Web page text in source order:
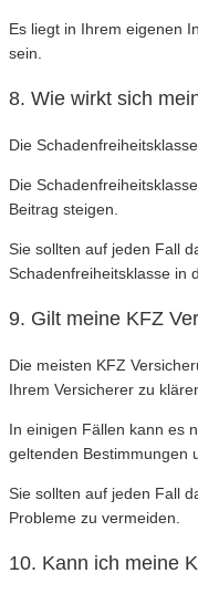
Es liegt in Ihrem eigenen
sein.
8. Wie wirkt sich
Die
Die
Beitrag steigen.
Sie sollten auf jeden Fall
Schadenfreiheitsklasse in
9. Gilt meine KFZ
Die meisten KFZ
Ihrem Versicherer zu
In einigen Fällen kann es
geltenden Bestimmungen
Sie sollten auf jeden Fall
Probleme zu vermeiden.
10. Kann ich meine